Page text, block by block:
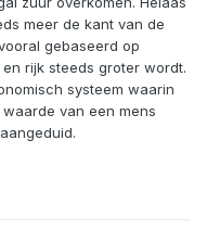
meer de kant van de
gebaseerd op
rijk steeds groter wordt.
systeem waarin
van een mens